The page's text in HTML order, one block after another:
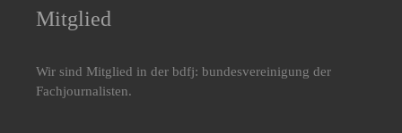
Mitglied
Wir sind Mitglied in der bdfj: bundesvereinigung der
Fachjournalisten.